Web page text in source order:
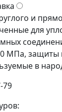
и
для
МПа, защиты
в
79